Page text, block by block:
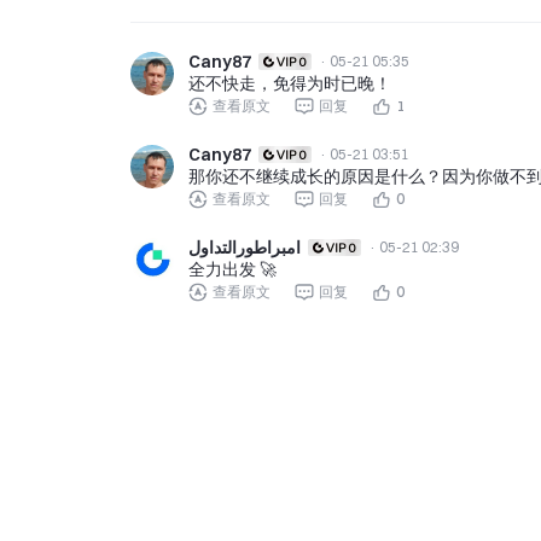
Cany87 · 05-21 05:35
还不快走，免得为时已晚！
查看原文 回复 1
Cany87 · 05-21 03:51
那你还不继续成长的原因是什么？因为你做不
查看原文 回复 0
امبراطورالتداول · 05-21 02:39
全力出发 🚀
查看原文 回复 0